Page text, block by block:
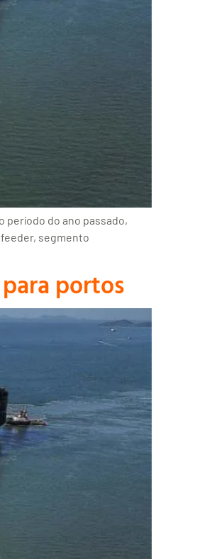
período do ano passado,
segmento
portos